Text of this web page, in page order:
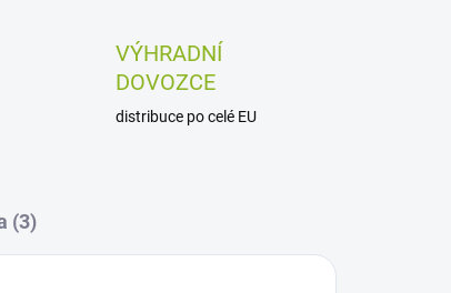
VÝHRADNÍ
DOVOZCE
distribuce po celé EU
(3)